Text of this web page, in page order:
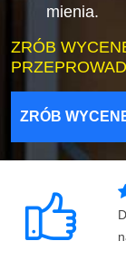
mienia.
ZRÓB
ZRÓB